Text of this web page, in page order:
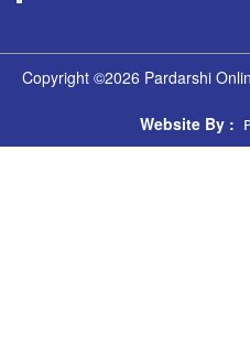
Copyright ©2026 Pardarshi
Website By :